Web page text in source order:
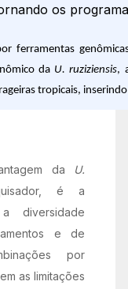
os
ferramentas
da U. ruziziensis,
tropicais, inserindo
da
U.
é a
diversidade
e de
por
as limitações